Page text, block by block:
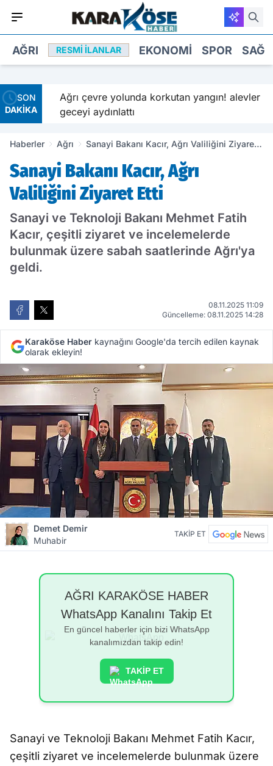
AĞRI RESMI İLANLAR EKONOMI SPOR
SON
DAKİKA
Ağrı çevre yolunda korkutan yangın! alevler
geceyi aydınlattı
Haberler Ağrı
Sanayi Bakanı Kacır, Ağrı Valiliğini Ziyaret
Sanayi Bakanı Kacır, Ağrı
Valiliğini Ziyaret Etti
Sanayi ve Teknoloji Bakanı Mehmet Fatih
Kacır, çeşitli ziyaret ve incelemelerde
bulunmak üzere sabah saatlerinde Ağrı'ya
geldi.
08.11.2025 11:09
Güncelleme: 08.11.2025 14:28
Karaköse Haber kaynağını Google'da tercih edilen kaynak
olarak ekleyin!
Demet Demir
Muhabir
TAKİP ET
AĞRI KARAKÖSE HABER
WhatsApp Kanalını Takip Et
En güncel haberler için bizi WhatsApp
kanalımızdan takip edin!
TAKİP ET
Sanayi ve Teknoloji Bakanı Mehmet Fatih Kacır,
çeşitli ziyaret ve incelemelerde bulunmak üzere